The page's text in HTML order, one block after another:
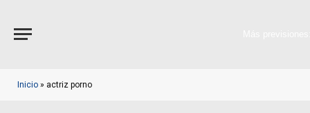
Inicio » actriz porno